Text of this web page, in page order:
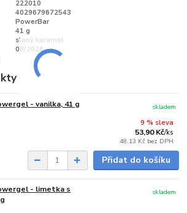
222010
4029679672543
PowerBar
41 g
slaný karamel
08/2026
- vanilka, 41 g
9 % sleva
53,90 Kč/ks
48,13 Kč bez DPH
skladem
Přidat do košíku
- limetka s
skladem